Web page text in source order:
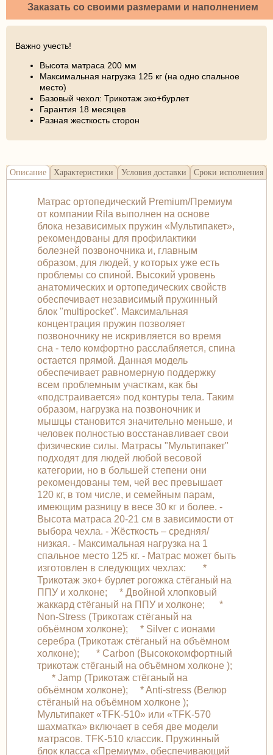
Заказать со своими размерами и наполнением
Важно учесть!
Высота матраса 200 мм
Максимальная нагрузка 125 кг (на одно спальное
место)
Базовый чехол: Трикотаж эко+бурлет
Гарантия 18 месяцев
Разная жесткость сторон
Описание Характеристики Условия доставки Сроки исполнения
Матрас ортопедический Premium/Премиум
от компании Rila выполнен на основе
блока независимых пружин «Мультипакет»,
рекомендованы для профилактики
болезней позвоночника и, главным
образом, для людей, у которых уже есть
проблемы со спиной. Высокий уровень
анатомических и ортопедических свойств
обеспечивает независимый пружинный
блок "multipocket". Максимальная
концентрация пружин позволяет
позвоночнику не искривляется во время
сна - тело комфортно расслабляется, спина
остается прямой. Данная модель
обеспечивает равномерную поддержку
всем проблемным участкам, как бы
«подстраивается» под контуры тела. Таким
образом, нагрузка на позвоночник и
мышцы становится значительно меньше, и
человек полностью восстанавливает свои
физические силы. Матрасы "Мультипакет"
подходят для людей любой весовой
категории, но в большей степени они
рекомендованы тем, чей вес превышает
120 кг, в том числе, и семейным парам,
имеющим разницу в весе 30 кг и более. -
Высота матраса 20-21 см в зависимости от
выбора чехла. - Жёсткость – средняя/
низкая. - Максимальная нагрузка на 1
спальное место 125 кг. - Матрас может быть
изготовлен в следующих чехлах: *
Трикотаж эко+ бурлет рогожка стёганый на
ППУ и холконе; * Двойной хлопковый
жаккард стёганый на ППУ и холконе; *
Non-Stress (Трикотаж стёганый на
объёмном холконе); * Silver с ионами
серебра (Трикотаж стёганый на объёмном
холконе); * Carbon (Высококомфортный
трикотаж стёганый на объёмном холконе );
* Jamp (Трикотаж стёганый на
объёмном холконе); * Anti-stress (Велюр
стёганый на объёмном холконе );
Мультипакет «TFK-510» или «TFK-570
шахматка» включает в себя две модели
матрасов. TFK-510 классик. Пружинный
блок класса «Премиум», обеспечивающий